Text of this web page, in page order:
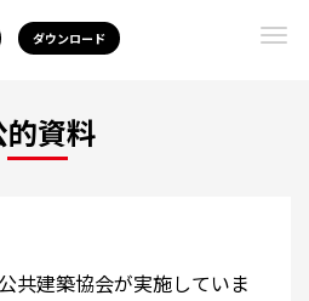
ダウンロード
的資料
共建築協会が実施していま